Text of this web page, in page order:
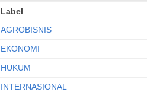
Label
AGROBISNIS
EKONOMI
HUKUM
INTERNASIONAL